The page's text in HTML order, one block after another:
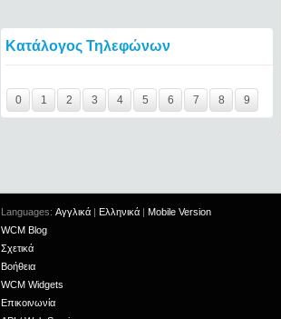
Κατάλογος Τηλεφώνων
0
1 2 3 4 5 6 7 8 9
Languages: Αγγλικά | Ελληνικά | Mobile Version
WCM Blog
Σχετικά
Βοήθεια
WCM Widgets
Επικοινωνία